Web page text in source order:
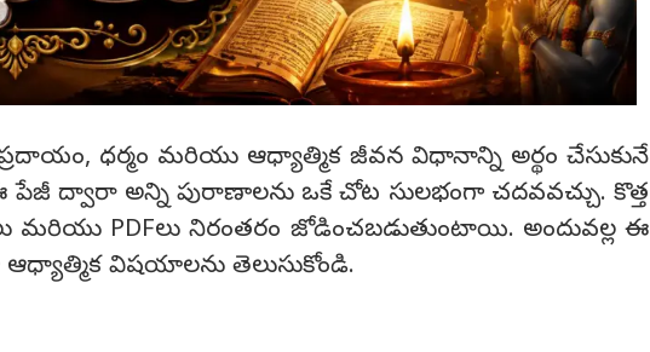
ధర్మం మరియు ఆధ్యాత్మిక జీవన విధానాన్ని అర్థం చేసుకునే
ద్వారా అన్ని పురాణాలను ఒకే చోట సులభంగా చదవవచ్చు. కొత్త
మరియు PDFలు నిరంతరం జోడించబడుతుంటాయి. అందువల్ల ఈ
విషయాలను తెలుసుకోండి.